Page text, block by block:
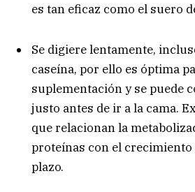
es tan eficaz como el suero
Se digiere lentamente,
caseína, por ello es óptima
suplementación y se puede
justo antes de ir a la cama.
que relacionan la
proteínas con el
plazo.